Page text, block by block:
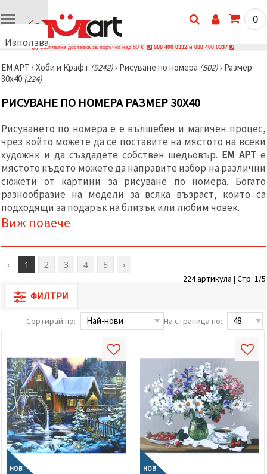
Използваме
🍪
Използваме
и подобни
технологии,
осигурим
правилната
работа на
сайта, да
подобрим
изживяване
и, с твое
съгласие,
да
анализираме
да
по-
релевантно
и реклами,
включително
на наши
партньори
маркетинг.
Можеш да
се
съгласиш
да
използваме
всички
"бисквитки"
като
натиснеш
"Приеми
всички!"
0
Безплатна доставка за поръчки над 60 € 088 400 0332 и 088 400 0337
ЕМ АРТ › Хоби и Крафт (9242)› Рисуване по номера (502)› Размер
30x40 (224)
РИСУВАНЕ ПО НОМЕРА РАЗМЕР 30X40
Рисуването по номера е е вълшебен и магичен процес,
чрез който можете да се поставите на мястото на всеки
художнк и да създадете собствен шедьовър. ЕМ АРТ е
мястото където можете да направите избор на различни
сюжети от картини за рисуване по номера. Богато
разнообразие на модели за всяка възраст, които са
подходящи за подарък на близък или любим човек.
Виж повече
‹ 1 2 3 4 5 ›
224 артикула | Стр. 1/5
ФИЛТРИ
Сортирай по: На страница по:
НОВ НОВ